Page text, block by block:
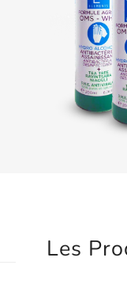
Les